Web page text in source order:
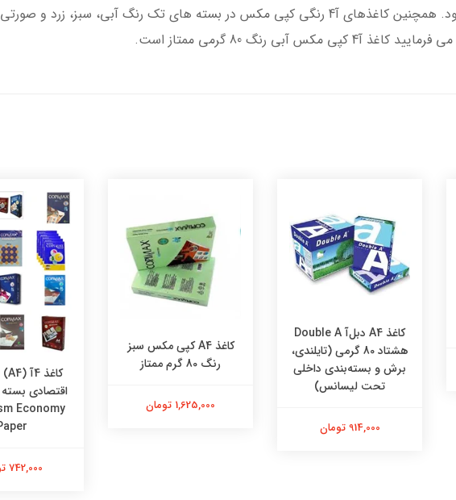
آبی رنگ 80 گرمی ممتاز است.
کاغذ A4 دبل‌آ Double A
هشتاد 80 گرمی (تایلندی،
برش و بسته‌بندی داخلی
تحت لیسانس)
914,000 تومان
کاغذ A4 کپی مکس سبز
رنگ 80 گرم ممتاز
1,625,000 تومان
Economy
742,000 تومان